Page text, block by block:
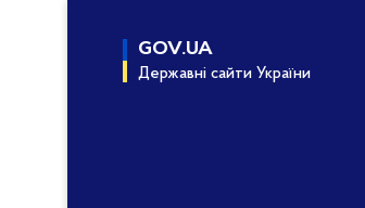
GOV.UA
Державні сайти України